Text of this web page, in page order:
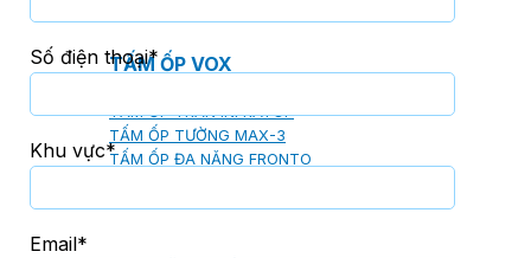
TẤM ỐP VOX
TẤM ỐP TRẦN INFRATOP
TẤM ỐP TƯỜNG MAX-3
TẤM ỐP ĐA NĂNG FRONTO
Số điện thoại*
Khu vực*
Email*